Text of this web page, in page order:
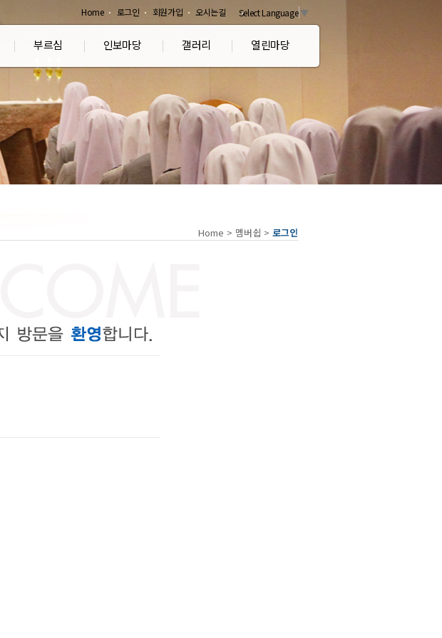
Home 로그인 회원가입 오시는길 Select Language ▼
부르심 인보마당 갤러리 열린마당
Home > 멤버쉽 > 로그인